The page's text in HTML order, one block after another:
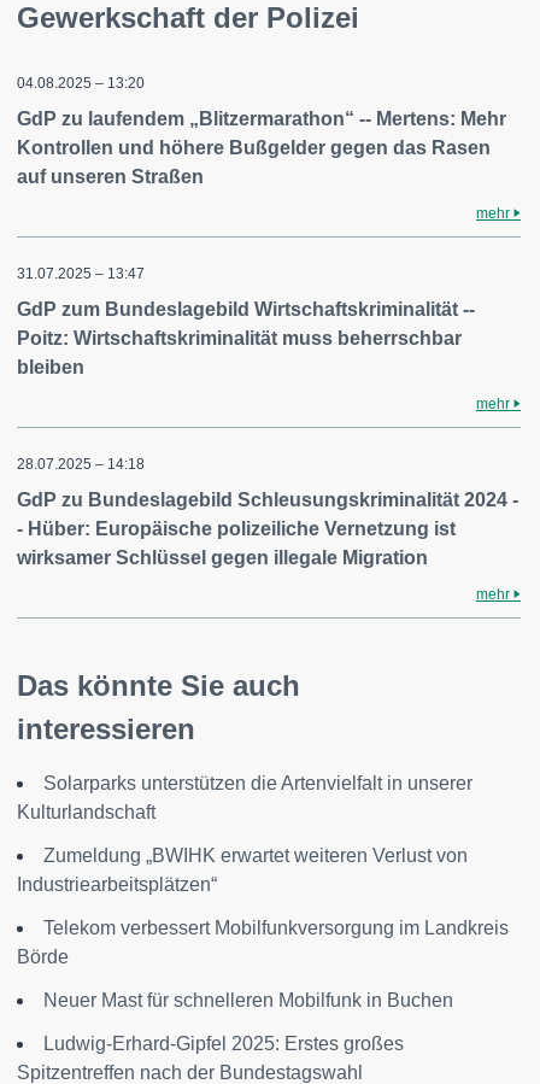
Gewerkschaft der Polizei
04.08.2025 – 13:20
GdP zu laufendem „Blitzermarathon“ -- Mertens: Mehr
Kontrollen und höhere Bußgelder gegen das Rasen
auf unseren Straßen
mehr
31.07.2025 – 13:47
GdP zum Bundeslagebild Wirtschaftskriminalität --
Poitz: Wirtschaftskriminalität muss beherrschbar
bleiben
mehr
28.07.2025 – 14:18
GdP zu Bundeslagebild Schleusungskriminalität 2024 -
- Hüber: Europäische polizeiliche Vernetzung ist
wirksamer Schlüssel gegen illegale Migration
mehr
Das könnte Sie auch
interessieren
Solarparks unterstützen die Artenvielfalt in unserer
Kulturlandschaft
Zumeldung „BWIHK erwartet weiteren Verlust von
Industriearbeitsplätzen“
Telekom verbessert Mobilfunkversorgung im Landkreis
Börde
Neuer Mast für schnelleren Mobilfunk in Buchen
Ludwig-Erhard-Gipfel 2025: Erstes großes
Spitzentreffen nach der Bundestagswahl